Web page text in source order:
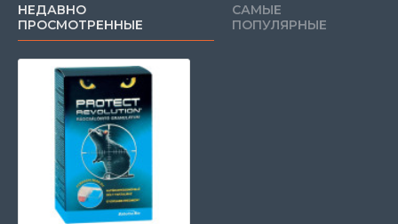
НЕДАВНО
ПРОСМОТРЕННЫЕ
САМЫЕ
ПОПУЛЯРНЫЕ